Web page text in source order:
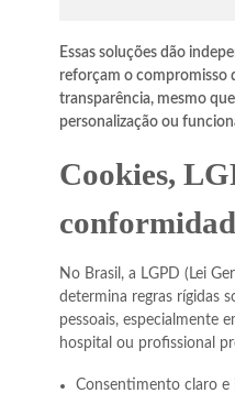
Essas soluções dão
reforçam o compromisso
transparência, mesmo
personalização ou
Cookies,
No Brasil, a LGPD (Lei
determina regras rígidas
pessoais, especialmente
hospital ou profissional
Consentimento claro